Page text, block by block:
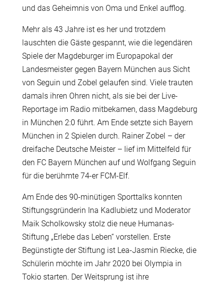
und das Geheimnis von Oma und Enkel aufflog.
Mehr als 43 Jahre ist es her und trotzdem
lauschten die Gäste gespannt, wie die legendären
Spiele der Magdeburger im Europapokal der
Landesmeister gegen Bayern München aus Sicht
von Seguin und Zobel gelaufen sind. Viele trauten
damals ihren Ohren nicht, als sie bei der Live-
Reportage im Radio mitbekamen, dass Magdeburg
in München 2:0 führt. Am Ende setzte sich Bayern
München in 2 Spielen durch. Rainer Zobel – der
dreifache Deutsche Meister – lief im Mittelfeld für
den FC Bayern München auf und Wolfgang Seguin
für die berühmte 74-er FCM-Elf.
Am Ende des 90-minütigen Sporttalks konnten
Stiftungsgründerin Ina Kadlubietz und Moderator
Maik Scholkowsky stolz die neue Humanas-
Stiftung „Erlebe das Leben“ vorstellen. Erste
Begünstigte der Stiftung ist Lea-Jasmin Riecke, die
Schülerin möchte im Jahr 2020 bei Olympia in
Tokio starten. Der Weitsprung ist ihre